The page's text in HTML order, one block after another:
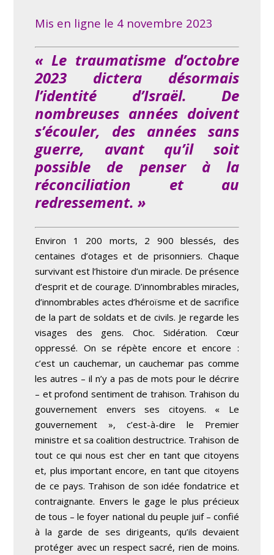
Mis en ligne le 4 novembre 2023
« Le traumatisme d’octobre
2023 dictera désormais
l’identité d’Israël. De
nombreuses années doivent
s’écouler, des années sans
guerre, avant qu’il soit
possible de penser à la
réconciliation et au
redressement. »
Environ 1 200 morts, 2 900 blessés, des
centaines d’otages et de prisonniers. Chaque
survivant est l’histoire d’un miracle. De présence
d’esprit et de courage. D’innombrables miracles,
d’innombrables actes d’héroïsme et de sacrifice
de la part de soldats et de civils. Je regarde les
visages des gens. Choc. Sidération. Cœur
oppressé. On se répète encore et encore :
c’est un cauchemar, un cauchemar pas comme
les autres – il n’y a pas de mots pour le décrire
– et profond sentiment de trahison. Trahison du
gouvernement envers ses citoyens. « Le
gouvernement », c’est-à-dire le Premier
ministre et sa coalition destructrice. Trahison de
tout ce qui nous est cher en tant que citoyens
et, plus important encore, en tant que citoyens
de ce pays. Trahison de son idée fondatrice et
contraignante. Envers le gage le plus précieux
de tous – le foyer national du peuple juif – confié
à la garde de ses dirigeants, qu’ils devaient
protéger avec un respect sacré, rien de moins.